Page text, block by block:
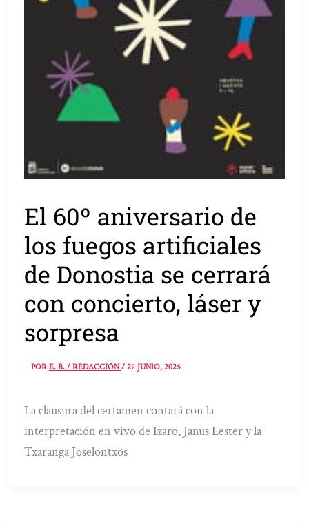
El 60º aniversario de
los fuegos artificiales
de Donostia se cerrará
con concierto, láser y
sorpresa
PORE. B. / REDACCIÓN/27 JUNIO, 2025
La clausura del certamen contará con la
interpretación en vivo de Izaro, Janus Lester y la
Txaranga Joselontxos